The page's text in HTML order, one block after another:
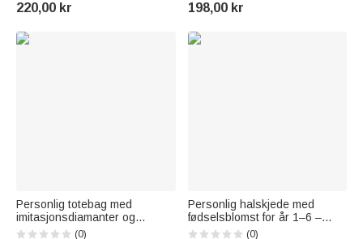
kvinner og jenter
220,00 kr
bruk, bursdagsgave eller til
198,00 kr
Personlig totebag med
imitasjonsdiamanter og
fødselsblomst, med navn og
(0)
Personlig halskjede med
fødselsblomst for år 1–6 –
Delikat smykke til
(0)